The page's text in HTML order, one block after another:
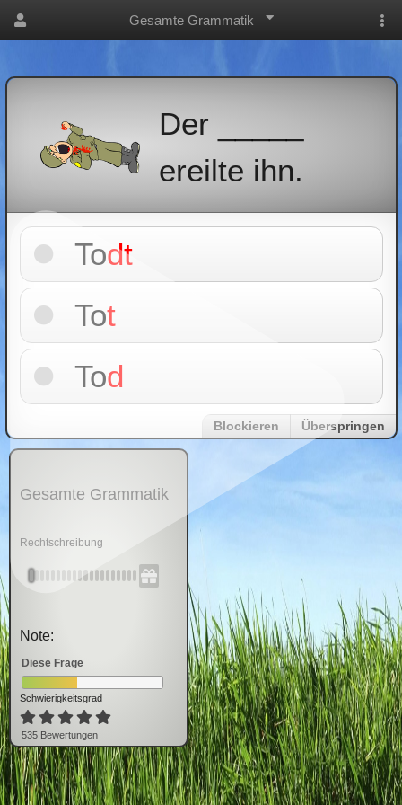
Gesamte Grammatik
Der _____
ereilte ihn.
Todt
Tot
Tod
Blockieren Überspringen
Gesamte Grammatik
Rechtschreibung
Note:
Diese Frage
Schwierigkeitsgrad
535 Bewertungen